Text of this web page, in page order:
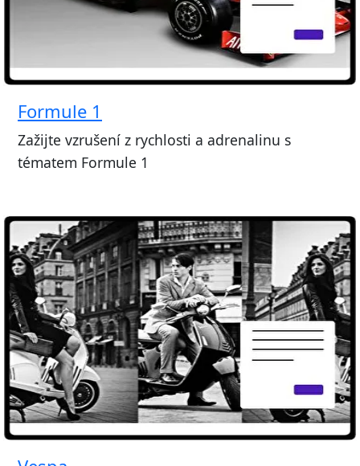
Formule 1
Zažijte vzrušení z rychlosti a adrenalinu s
tématem Formule 1